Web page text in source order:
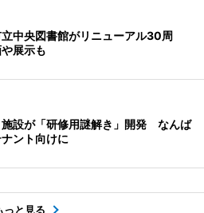
中央図書館がリニューアル30周
展示も
施設が「研修用謎解き」開発 なんば
ント向けに
っと見る